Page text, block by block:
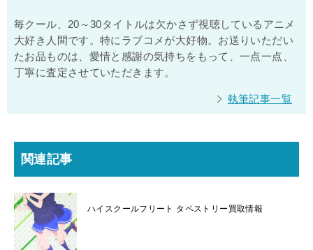
毎クール、20～30タイトルは欠かさず視聴しているアニメ
大好き人間です。特にラブコメが大好物。お送りいただい
たお品ものは、愛情と感謝の気持ちをもって、一点一点、
丁寧に査定させていただきます。
執筆記事一覧
関連記事
ハイスクールフリート タペストリー買取情報